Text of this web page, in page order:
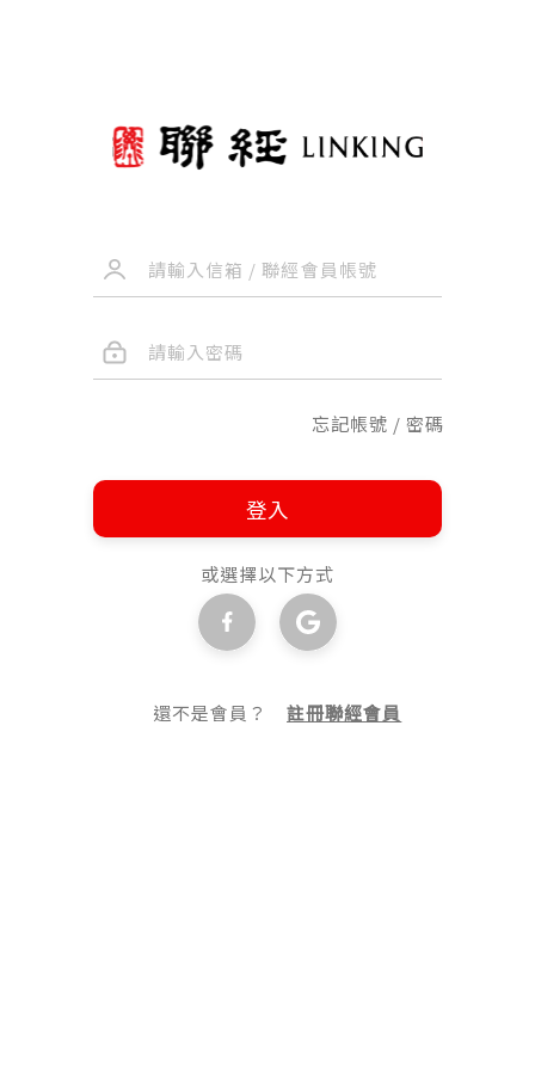
忘記帳號 / 密碼
登入
或選擇以下方式
還不是會員？註冊聯經會員